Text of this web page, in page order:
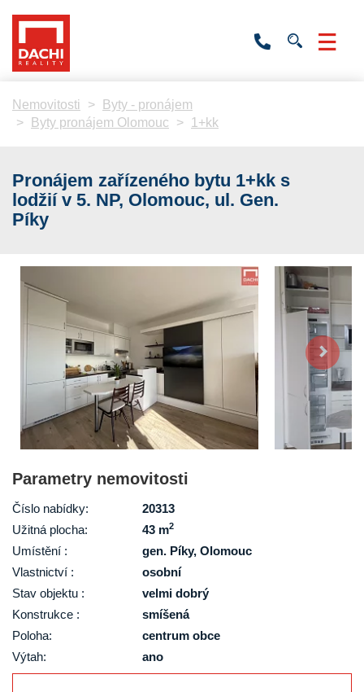
+420
Nemovitosti
Byty - pronájem
Byty pronájem Olomouc
1+kk
Pronájem zařízeného bytu 1+kk s
lodžií v 5. NP, Olomouc, ul. Gen.
Píky
Parametry nemovitosti
Číslo nabídky:
20313
Užitná plocha:
43 m2
Umístění :
gen. Píky, Olomouc
Vlastnictví :
osobní
Stav objektu :
velmi dobrý
Konstrukce :
smíšená
Poloha:
centrum obce
Výtah:
ano